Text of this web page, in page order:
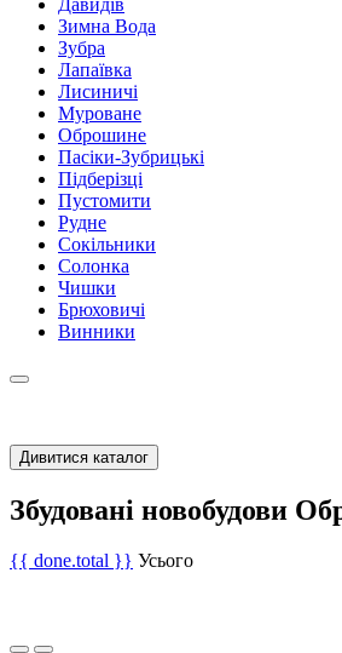
Зимна Вода
Зубра
Лапаївка
Лисиничі
Муроване
Оброшине
Пасіки-Зубрицькі
Підберізці
Пустомити
Рудне
Сокільники
Солонка
Чишки
Брюховичі
Винники
Дивитися каталог
Збудовані новобудови
{{ done.total }} Усього